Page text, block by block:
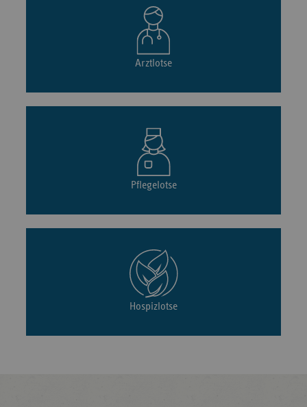
Arztlotse
Pflegelotse
Hospizlotse